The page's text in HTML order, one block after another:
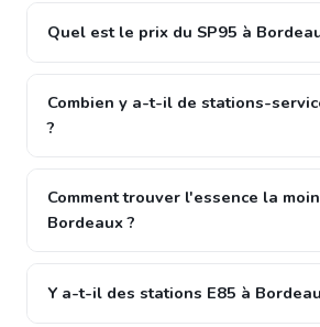
Quel est le prix du SP95 à
Combien y a-t-il de stations-
?
Comment trouver l'essence la
Bordeaux ?
Y a-t-il des stations E85 à